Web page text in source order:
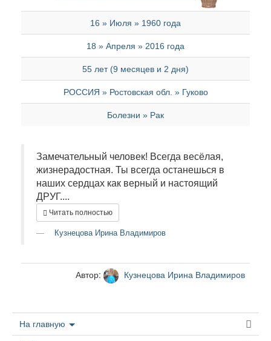
16 » Июля » 1960 года
18 » Апреля » 2016 года
55 лет (9 месяцев и 2 дня)
РОССИЯ » Ростовская обл. » Гуково
Болезни » Рак
Замечательный человек! Всегда весёлая,
жизнерадостная. Ты всегда останешься в
наших сердцах как верный и настоящий
ДРУГ....
Читать полностью
Кузнецова Ирина Владимиров
Автор: Кузнецова Ирина Владимиров
На главную